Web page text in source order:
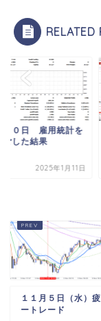
RELATED
１０日 雇用統計を
ごした結果
2025年1月11日
１１月５日（水）
ートレード